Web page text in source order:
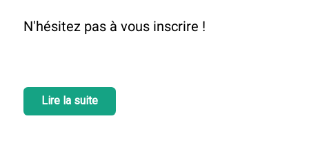
N'hésitez pas à vous inscrire !
Lire la suite